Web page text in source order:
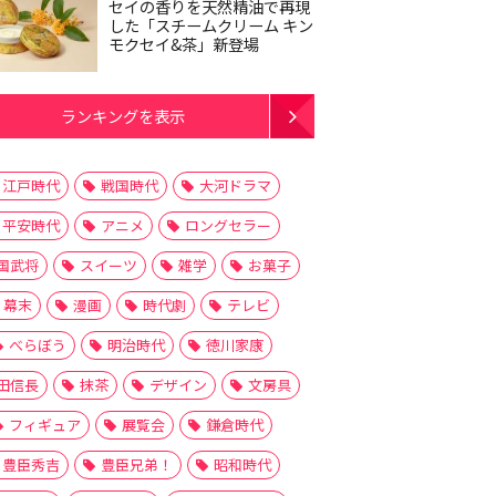
セイの香りを天然精油で再現
した「スチームクリーム キン
モクセイ&茶」新登場
ランキングを表示
江戸時代 戦国時代
大河ドラマ
平安時代
アニメ
ロングセラー
武将
スイーツ 雑学
お菓子
幕末
漫画 時代劇
テレビ
べらぼう
明治時代
徳川家康
信長
抹茶 デザイン
文房具
フィギュア
展覧会
鎌倉時代
豊臣秀吉
豊臣兄弟！
昭和時代